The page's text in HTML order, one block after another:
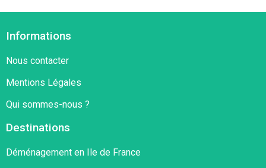
Informations
Nous contacter
Mentions Légales
Qui sommes-nous ?
Destinations
Déménagement en Ile de France